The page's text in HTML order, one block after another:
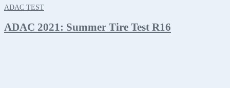
ADAC TEST
ADAC 2021: Summer Tire Test R16